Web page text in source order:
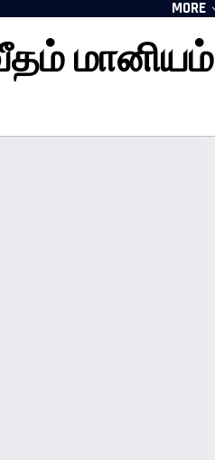
MORE
மானியம்